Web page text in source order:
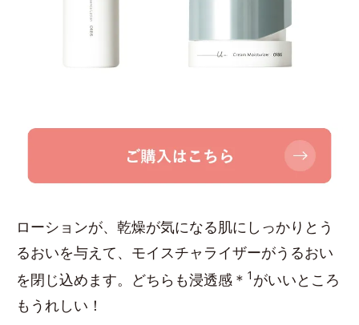
ローションが、乾燥が気になる肌にしっかりとう
るおいを与えて、モイスチャライザーがうるおい
を閉じ込めます。どちらも浸透感＊ 1 がいいところ
もうれしい！